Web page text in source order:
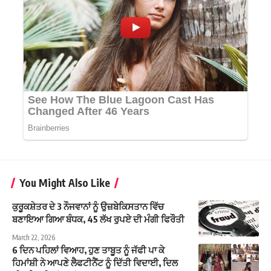
You Might Also Like
ਕੁਰੂਕਸ਼ੇਤਰ ਦੇ 3 ਨੌਜਵਾਨਾਂ ਨੂੰ ਉਜ਼ਬੇਕਿਸਤਾਨ ਵਿੱਚ
ਬਣਾਇਆ ਗਿਆ ਬੰਧਕ, 45 ਲੱਖ ਰੁਪਏ ਦੀ ਮੰਗੀ ਫਿਰੌਤੀ
March 22, 2026
6 ਦਿਨ ਪਹਿਲਾਂ ਵਿਆਹ, ਹੁਣ ਤਾਬੂਤ ਨੂੰ ਜੱਫੀ ਪਾ ਕੇ
ਹਿਮਾਂਸ਼ੀ ਨੇ ਆਪਣੇ ਲੈਫਟੀਨੈਂਟ ਨੂੰ ਦਿੱਤੀ ਵਿਦਾਈ, ਦਿਲ